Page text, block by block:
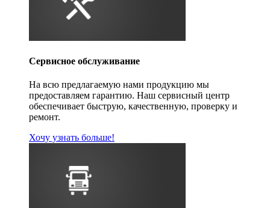
Сервисное обслуживание
На всю предлагаемую нами продукцию мы
предоставляем гарантию. Наш сервисный центр
обеспечивает быструю, качественную, проверку и
ремонт.
Хочу узнать больше!